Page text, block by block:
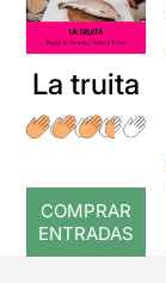
La truita
COMPRAR
ENTRADAS